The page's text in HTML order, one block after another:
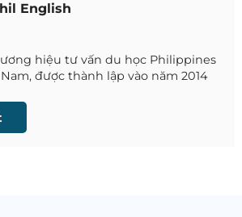
English
hiệu tư vấn du học Philippines
được thành lập vào năm 2014
Philippines.